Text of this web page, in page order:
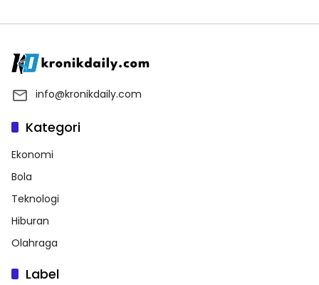
info@kronikdaily.com
Kategori
Ekonomi
Bola
Teknologi
Hiburan
Olahraga
Label